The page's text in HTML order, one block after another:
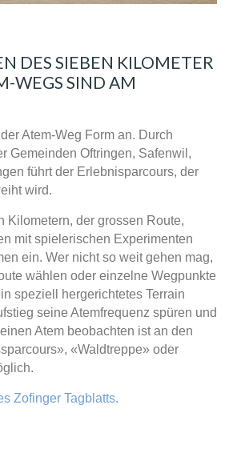
DES SIEBEN KILOMETER
WEGS SIND AM
Atem-Weg Form an. Durch
Gemeinden Oftringen, Safenwil,
führt der Erlebnisparcours, der
wird.
Kilometern, der grossen Route,
mit spielerischen Experimenten
ein. Wer nicht so weit gehen mag,
wählen oder einzelne Wegpunkte
speziell hergerichtetes Terrain
seine Atemfrequenz spüren und
Atem beobachten ist an den
«Waldtreppe» oder
Zofinger Tagblatts.